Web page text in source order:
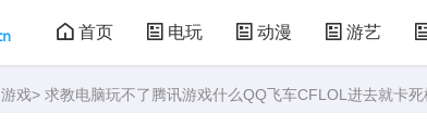
首页 电玩 动漫 游艺
大型游戏 娃娃机 儿童游戏
游戏> 求教电脑玩不了腾讯游戏什么QQ飞车CFLOL进去就卡